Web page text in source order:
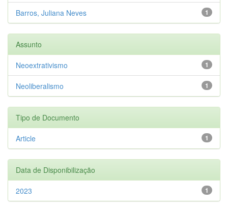
1
Barros, Juliana Neves
Assunto
1
Neoextrativismo
1
Neoliberalismo
Tipo de Documento
1
Article
Data de Disponibilização
1
2023